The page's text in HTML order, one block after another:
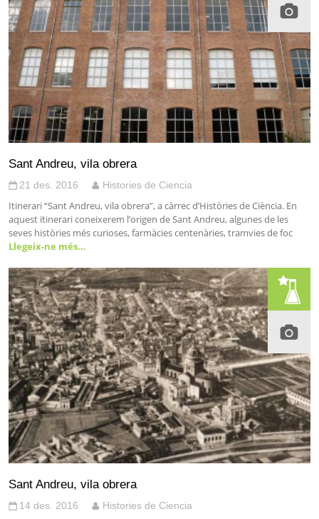
Sant Andreu, vila obrera
21 des. 2016 Histories de Ciencia
Itinerari “Sant Andreu, vila obrera”, a càrrec d’Històries de Ciència. En
aquest itinerari coneixerem l’origen de Sant Andreu, algunes de les
seves històries més curioses, farmàcies centenàries, tramvies de foc
Llegeix-ne més…
Sant Andreu, vila obrera
14 des. 2016 Histories de Ciencia